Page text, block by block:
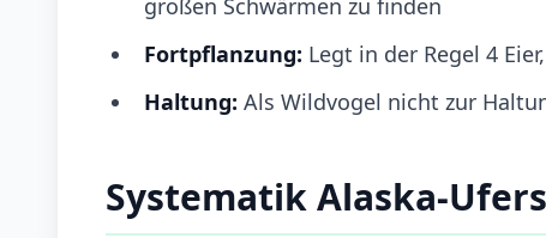
Fortpflanzung: Legt in der Regel 4
Haltung: Als Wildvogel nicht zur
Systematik Alaska-